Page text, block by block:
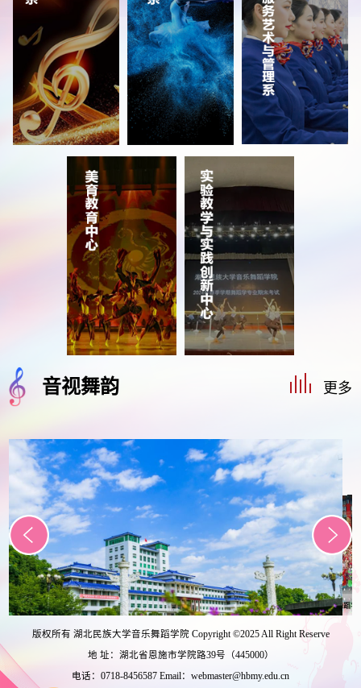
音视舞韵 更多
音乐舞蹈
版权所有 湖北民族大学音乐舞蹈学院 Copyright ©2025 All Right Reserve
地 址：湖北省恩施市学院路39号（445000）
电话：0718-8456587 Email：webmaster@hbmy.edu.cn